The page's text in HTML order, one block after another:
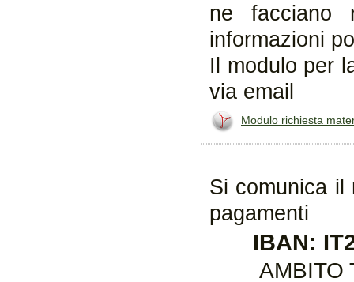
ne facciano
informazioni
Il modulo per
via email
Modulo richiesta
Si comunica il
pagamenti
IBAN:
AMBITO